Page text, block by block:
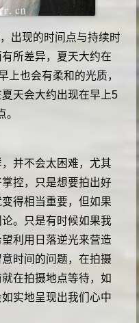
出现的时间点与持续时
所差异，夏天大约在
上也会有柔和的光质，
天会大约出现在早上5
并不会太困难，尤其
控，只是想要拍出好
得相当重要，但如果
。只是有时候如果我
利用日落逆光来营造
时间的问题，在拍摄
在拍摄地点等待，如
实地呈现出我们心中